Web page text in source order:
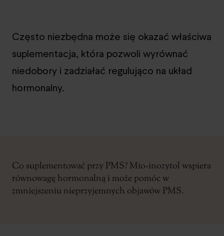
Często niezbędna może się okazać właściwa
suplementacja, która pozwoli wyrównać
niedobory i zadziałać regulująco na układ
hormonalny.
Co suplementować przy PMS? Mio-inozytol wspiera
równowagę hormonalną i może pomóc w
zmniejszeniu nieprzyjemnych objawów PMS.